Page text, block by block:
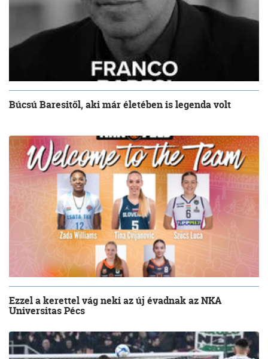
Búcsú Baresitől, aki már életében is legenda volt
Ezzel a kerettel vág neki az új évadnak az NKA
Universitas Pécs